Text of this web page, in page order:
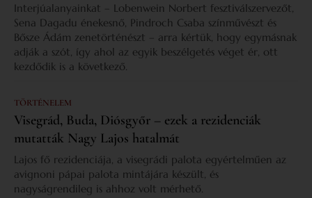
Interjúalanyainkat – Lobenwein Norbert fesztiválszervezőt,
Sena Dagadu énekesnő, Pindroch Csaba színművészt és
Bősze Ádám zenetörténészt – arra kértük, hogy egymásnak
adják a szót, így ahol az egyik beszélgetés véget ér, ott
kezdődik is a következő.
TÖRTÉNELEM
Visegrád, Buda, Diósgyőr – ezek a rezidenciák
mutatták Nagy Lajos hatalmát
Lajos fő rezidenciája, a visegrádi palota egyértelműen az
avignoni pápai palota mintájára készült, és
nagyságrendileg is ahhoz volt mérhető.